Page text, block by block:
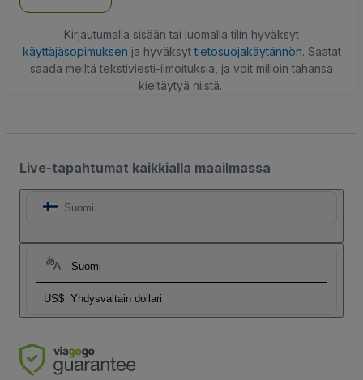
Kirjautumalla sisään tai luomalla tilin hyväksyt
käyttäjäsopimuksen ja hyväksyttietosuojakäytännön. Saatat
saada meiltä tekstiviesti-ilmoituksia, ja voit milloin tahansa
kieltäytyä niistä.
Live-tapahtumat kaikkialla maailmassa
Suomi
Suomi
US$ Yhdysvaltain dollari